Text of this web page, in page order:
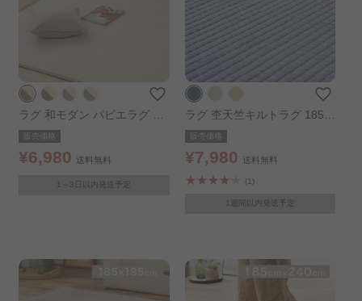
ラグ 和モダン パピエラグ 18
5×185cm ベージュ×カーキ
販売価格
¥6,980 送料無料
1～3日以内発送予定
ラグ 杢天竺キルトラグ 185×
185cm ブルー
販売価格
¥7,980 送料無料
(1)
1週間以内発送予定